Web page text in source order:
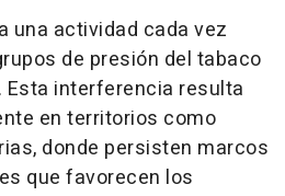
una actividad cada vez
de presión del tabaco
interferencia resulta
en territorios como
donde persisten marcos
que favorecen los